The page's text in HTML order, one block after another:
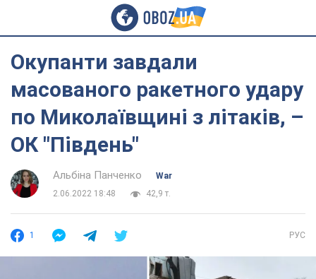
Окупанти завдали
масованого ракетного удару
по Миколаївщині з літаків, –
ОК "Південь"
Альбіна Панченко
War
2.06.2022 18:48
42,9 т.
1 РУС